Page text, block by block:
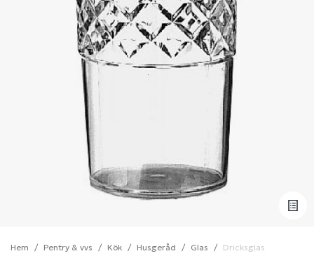
Hem Pentry & vvs Kök Husgeråd Glas Dricksglas